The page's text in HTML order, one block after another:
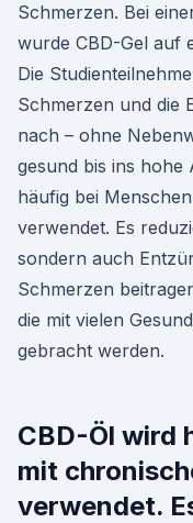
Schmerzen. Bei
wurde CBD-Gel auf
Die
Schmerzen und die
nach – ohne
gesund bis ins hohe
häufig bei
verwendet. Es
sondern auch
Schmerzen
die mit vielen
gebracht werden.
CBD-Öl wird
mit
verwendet.